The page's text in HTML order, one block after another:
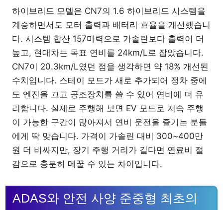
하이브리드 모델은 CN7의 1.6 하이브리드 시스템을
계승하면서도 모터 출력과 배터리 효율을 개선했습니
다. 시스템 합산 157마력으로 가솔린보다 출력이 더
높고, 현대차는 목표 연비를 24km/L로 잡았습니다.
CN7이 20.3km/L였던 점을 생각하면 약 18% 개선된
수치입니다. 스테이 모드가 새로 추가되어 정차 중에
도 엔진을 끄고 공조장치를 쓸 수 있어 연비에 더 유
리합니다. 실제로 주행해 보면 EV 모드로 저속 주행
이 가능한 구간이 많아져서 연비 운전을 즐기는 분들
에게 딱 맞습니다. 가격이 가솔린 대비 300~400만
원 더 비싸지만, 장기 주행 거리가 길다면 연료비 절
감으로 충분히 메꿀 수 있는 차이입니다.
ADAS와 안전 사양 준중형 최초의